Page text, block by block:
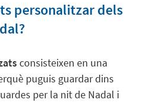
personalitzar dels
consisteixen en una
puguis guardar dins
per la nit de Nadal i